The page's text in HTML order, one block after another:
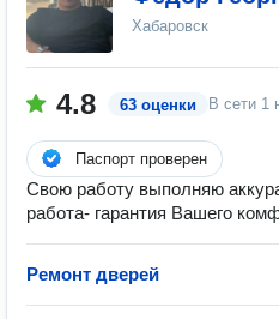
Хабаровск
4.8 63 оценки В сети 1
Паспорт проверен
Свою работу выполняю
работа- гарантия Вашего
Ремонт дверей